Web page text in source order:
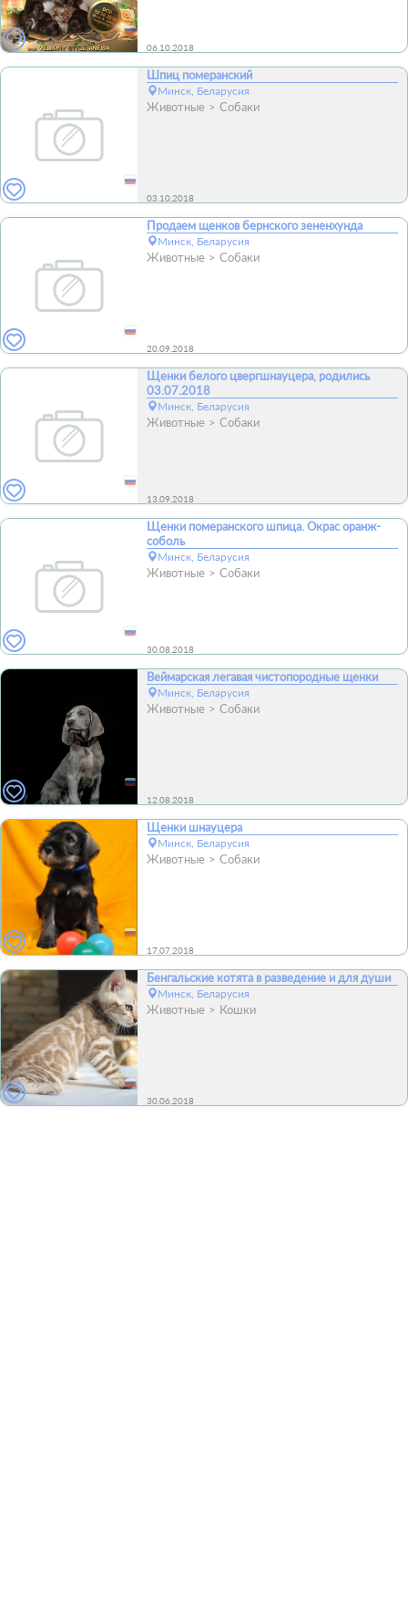
06.10.2018
Шпиц померанский
Минск, Беларусия
Животные Собаки
03.10.2018
Продаем щенков бернского зененхунда
Минск, Беларусия
Животные Собаки
20.09.2018
Щенки белого цвергшнауцера, родились
03.07.2018
Минск, Беларусия
Животные Собаки
13.09.2018
Щенки померанского шпица. Окрас оранж-
соболь
Минск, Беларусия
Животные Собаки
30.08.2018
Веймарская легавая чистопородные щенки
Минск, Беларусия
Животные Собаки
12.08.2018
Щенки шнауцера
Минск, Беларусия
Животные Собаки
17.07.2018
Бенгальские котята в разведение и для души
Минск, Беларусия
Животные Кошки
30.06.2018